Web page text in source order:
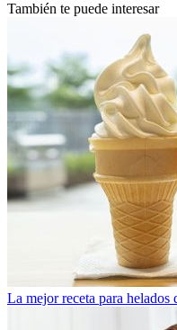
También te puede interesar
La mejor receta para